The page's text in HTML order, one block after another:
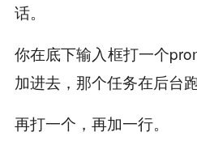
话。
你在底下输入框打一个
加进去，那个任务在后台跑
再打一个，再加一行。